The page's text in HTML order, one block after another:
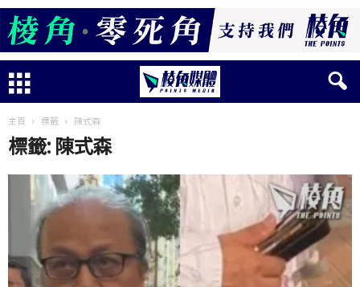
主頁 標籤 陳式森
標籤: 陳式森